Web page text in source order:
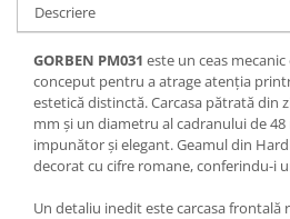
Descriere
GORBEN PM031 este un ceas
conceput pentru a atrage atenția
estetică distinctă. Carcasa pătrată din
mm și un diametru al cadranului de
impunător și elegant. Geamul din
decorat cu cifre romane, conferindu-i
Un detaliu inedit este carcasa frontală